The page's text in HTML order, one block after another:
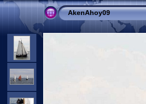
AkenAhoy09